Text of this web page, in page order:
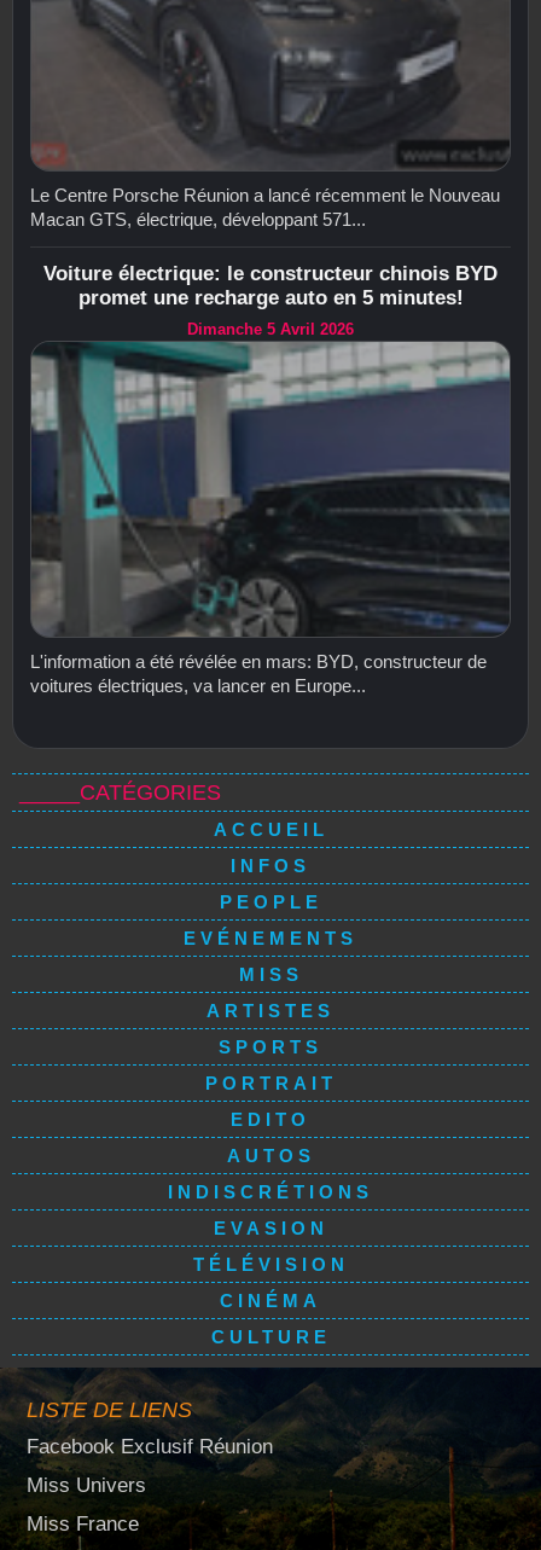
Le Centre Porsche Réunion a lancé récemment le Nouveau
Macan GTS, électrique, développant 571...
Voiture électrique: le constructeur chinois BYD
promet une recharge auto en 5 minutes!
Dimanche 5 Avril 2026
L'information a été révélée en mars: BYD, constructeur de
voitures électriques, va lancer en Europe...
_____CATÉGORIES
ACCUEIL
INFOS
PEOPLE
EVÉNEMENTS
MISS
ARTISTES
SPORTS
PORTRAIT
EDITO
AUTOS
INDISCRÉTIONS
EVASION
TÉLÉVISION
CINÉMA
CULTURE
LISTE DE LIENS
Facebook Exclusif Réunion
Miss Univers
Miss France